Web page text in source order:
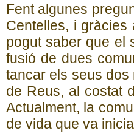
Fent algunes
Centelles, i
pogut saber que el
fusió de dues
tancar els seus dos
de Reus, al costat
Actualment, la
de vida que va